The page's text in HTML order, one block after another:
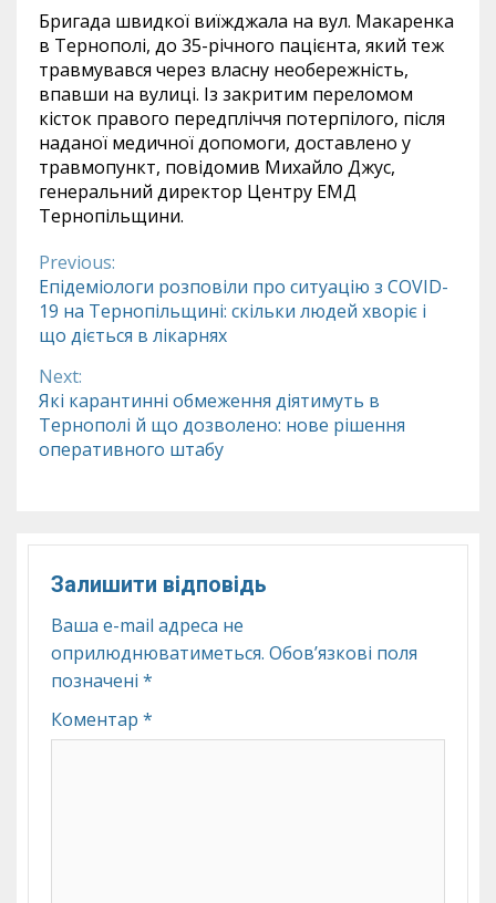
Бригада швидкої виїжджала на вул. Макаренка
в Тернополі, до 35-річного пацієнта, який теж
травмувався через власну необережність,
впавши на вулиці. Із закритим переломом
кісток правого передпліччя потерпілого, після
наданої медичної допомоги, доставлено у
травмопункт, повідомив Михайло Джус,
генеральний директор Центру ЕМД
Тернопільщини.
Continue
Reading
Previous:
Епідеміологи розповіли про ситуацію з COVID-
19 на Тернопільщині: скільки людей хворіє і
що діється в лікарнях
Next:
Які карантинні обмеження діятимуть в
Тернополі й що дозволено: нове рішення
оперативного штабу
Залишити відповідь
Ваша e-mail адреса не
оприлюднюватиметься. Обов’язкові поля
позначені *
Коментар *